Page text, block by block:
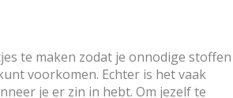
te maken zodat je onnodige stoffen
voorkomen. Echter is het vaak
je er zin in hebt. Om jezelf te